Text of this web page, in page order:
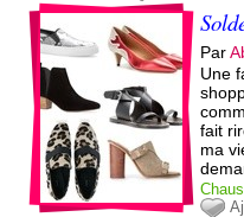
Par
Une
fait
ma